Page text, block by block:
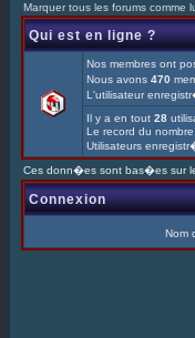
Marquer tous les forums comme
Qui est en ligne ?
Nos membres ont
Nous avons 470
L'utilisateur
Il y a en tout 28
Le record du
Utilisateurs
Ces donn�es sont bas�es sur
Connexion
Nom